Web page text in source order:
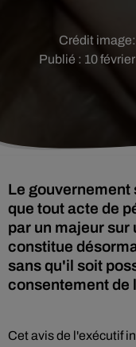
Publié : 10
Crédit image:
Le
que tout acte de
par un majeur sur
constitue
sans qu'il soit
consentement de
Cet avis de l'exécutif